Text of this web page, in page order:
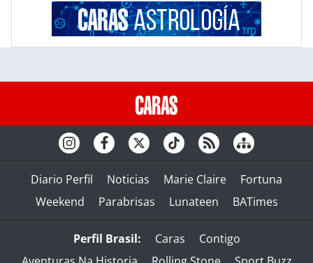
Diario Perfil Noticias Marie Claire
Fortuna
Weekend
Parabrisas Lunateen BATimes
Perfil Brasil: Caras
Contigo